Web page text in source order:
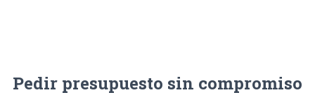
Pedir presupuesto sin compromiso